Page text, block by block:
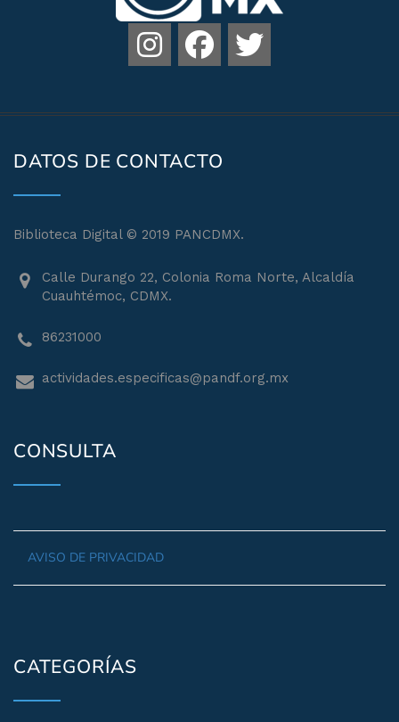
DATOS DE CONTACTO
Biblioteca Digital © 2019 PANCDMX.
Calle Durango 22, Colonia Roma Norte, Alcaldía
Cuauhtémoc, CDMX.
86231000
actividades.especificas@pandf.org.mx
CONSULTA
AVISO DE PRIVACIDAD
CATEGORÍAS